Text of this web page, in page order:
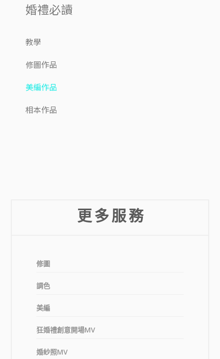
婚禮必讀
教學
修圖作品
美編作品
相本作品
更 多 服 務
修圖
調色
美編
狂婚禮創意開場MV
婚紗照MV